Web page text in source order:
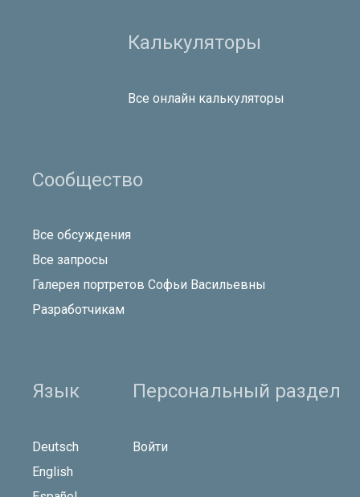
Калькуляторы
Все онлайн калькуляторы
Сообщество
Все обсуждения
Все запросы
Галерея портретов Софьи Васильевны
Разработчикам
Язык
Deutsch
English
Персональный раздел
Войти